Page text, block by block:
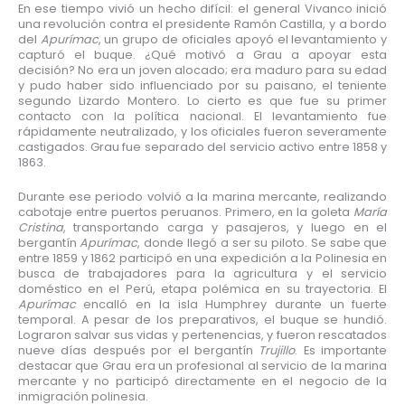
En ese tiempo vivió un hecho difícil: el general Vivanco inició
una revolución contra el presidente Ramón Castilla, y a bordo
del Apurímac, un grupo de oficiales apoyó el levantamiento y
capturó el buque. ¿Qué motivó a Grau a apoyar esta
decisión? No era un joven alocado; era maduro para su edad
y pudo haber sido influenciado por su paisano, el teniente
segundo Lizardo Montero. Lo cierto es que fue su primer
contacto con la política nacional. El levantamiento fue
rápidamente neutralizado, y los oficiales fueron severamente
castigados. Grau fue separado del servicio activo entre 1858 y
1863.
Durante ese periodo volvió a la marina mercante, realizando
cabotaje entre puertos peruanos. Primero, en la goleta María
Cristina, transportando carga y pasajeros, y luego en el
bergantínApurímac, donde llegó a ser su piloto. Se sabe que
entre 1859 y 1862 participó en una expedición a la Polinesia en
busca de trabajadores para la agricultura y el servicio
doméstico en el Perú, etapa polémica en su trayectoria. El
Apurímacencalló en la isla Humphrey durante un fuerte
temporal. A pesar de los preparativos, el buque se hundió.
Lograron salvar sus vidas y pertenencias, y fueron rescatados
nueve días después por el bergantín Trujillo. Es importante
destacar que Grau era un profesional al servicio de la marina
mercante y no participó directamente en el negocio de la
inmigración polinesia.